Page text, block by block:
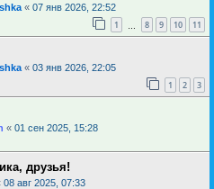
« 07 янв 2026, 22:52
1 8 9 10 11
« 03 янв 2026, 22:05
1 2 3
« 01 сен 2025, 15:28
друзья!
08 авг 2025, 07:33